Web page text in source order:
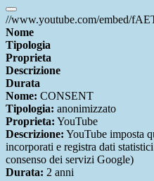
//www.youtube.com/embed/
Nome
Tipologia
Proprieta
Descrizione
Durata
Nome: CONSENT
Tipologia: anonimizzato
Proprieta: YouTube
Descrizione: YouTube imposta
incorporati e registra dati
consenso dei servizi Google)
Durata: 2 anni